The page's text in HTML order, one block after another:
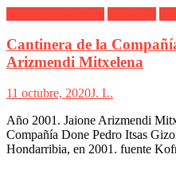
Cantinera de la
Arizmendi Mitxelena
11 octubre, 2020J. L.
Año 2001. Jaione Arizmendi
Compañía Done Pedro Itsas
Hondarribia, en 2001. fuente